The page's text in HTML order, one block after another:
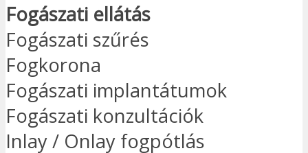
Fogászati ellátás
Fogászati szűrés
Fogkorona
Fogászati implantátumok
Fogászati konzultációk
Inlay / Onlay fogpótlás